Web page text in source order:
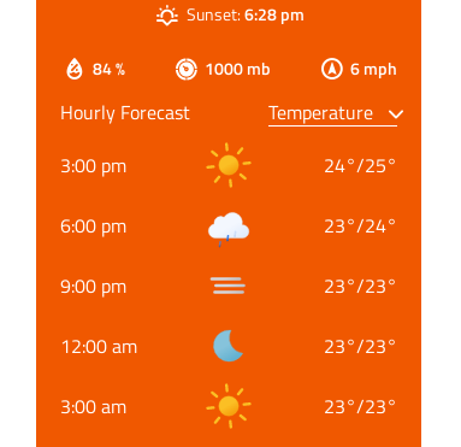
84 % 1000 mb 6 mph
Sunset:6:28 pm
Hourly Forecast
3:00 pm
24°/25°
6:00 pm 23°/24°
9:00 pm 23°/23°
12:00 am 23°/23°
3:00 am 23°/23°